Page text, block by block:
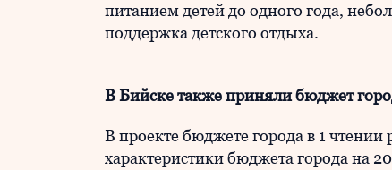
питанием детей до одного года,
поддержка детского отдыха.
В Бийске также приняли бюджет
В проекте бюджете города в 1 чтении
характеристики бюджета города на